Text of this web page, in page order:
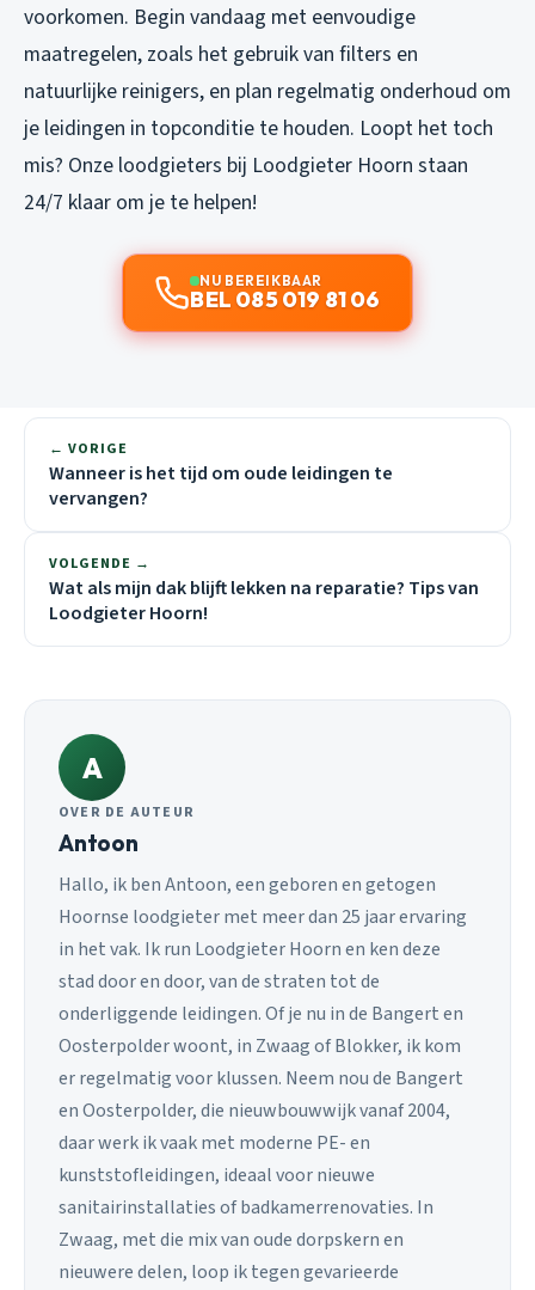
voorkomen. Begin vandaag met eenvoudige
maatregelen, zoals het gebruik van filters en
natuurlijke reinigers, en plan regelmatig onderhoud om
je leidingen in topconditie te houden. Loopt het toch
mis? Onze loodgieters bij Loodgieter Hoorn staan
24/7 klaar om je te helpen!
NU BEREIKBAAR
BEL 085 019 81 06
← VORIGE
Wanneer is het tijd om oude leidingen te
vervangen?
VOLGENDE →
Wat als mijn dak blijft lekken na reparatie? Tips van
Loodgieter Hoorn!
A
OVER DE AUTEUR
Antoon
Hallo, ik ben Antoon, een geboren en getogen
Hoornse loodgieter met meer dan 25 jaar ervaring
in het vak. Ik run Loodgieter Hoorn en ken deze
stad door en door, van de straten tot de
onderliggende leidingen. Of je nu in de Bangert en
Oosterpolder woont, in Zwaag of Blokker, ik kom
er regelmatig voor klussen. Neem nou de Bangert
en Oosterpolder, die nieuwbouwwijk vanaf 2004,
daar werk ik vaak met moderne PE- en
kunststofleidingen, ideaal voor nieuwe
sanitairinstallaties of badkamerrenovaties. In
Zwaag, met die mix van oude dorpskern en
nieuwere delen, loop ik tegen gevarieerde